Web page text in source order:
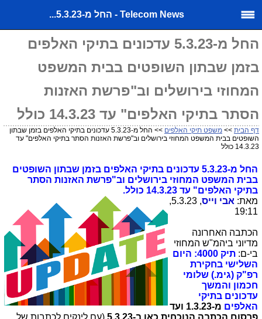
Telecom News - החל מ-5.3.23...
החל מ-5.3.23 עדכונים בתיקי האלפים
בזמן שבתון השופטים בבית המשפט
המחוזי בירושלים וב"פרשת האזנות
הסתר בתיקי האלפים" עד 14.3.23 כולל
דף הבית >> משפט תיקי האלפים
>> החל מ-5.3.23 עדכונים בתיקי האלפים בזמן שבתון
השופטים בבית המשפט המחוזי בירושלים וב"פרשת האזנות הסתר בתיקי האלפים" עד
14.3.23 כולל
החל מ-5.3.23 עדכונים בתיקי האלפים בזמן שבתון השופטים
בבית המשפט המחוזי בירושלים וב"פרשת האזנות הסתר
בתיקי האלפים" עד 14.3.23 כולל.
מאת: אבי וייס
, 5.3.23,
19:11
הכתבה האחרונה
מדיוני ביהמ"ש המחוזי
בי-ם:
תיק 4000: היום
השלישי בחקירת
רפ"ק (גימ.) שלומי
חכמון והמשך
עדכונים בתיקי
האלפים
מ-1.3.23 ועד
פרסום הכתבה הנוכחית כאן ב-5.3.23
(עם לינקים לכתבות של